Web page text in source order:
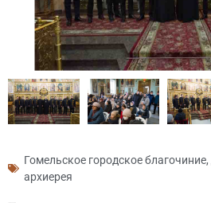
Гомельское городское благочиние,
архиерея